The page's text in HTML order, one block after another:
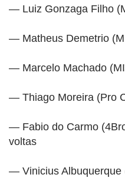
— Luiz Gonzaga Filho
— Matheus Demetrio
— Marcelo Machado
— Thiago Moreira (Pro
— Fabio do Carmo
voltas
— Vinicius Albuquerque